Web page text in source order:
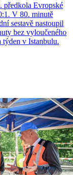
předkola Evropské
V 80. minutě
sestavě nastoupil
bez vyloučeného
týden v Istanbulu.